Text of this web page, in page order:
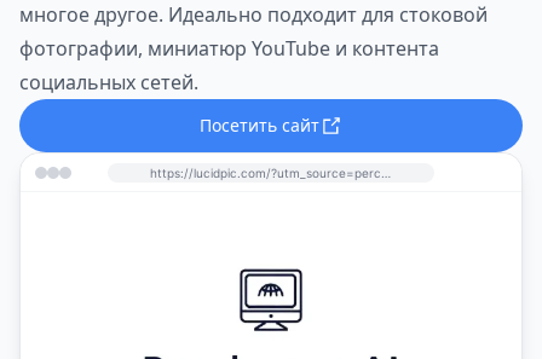
многое другое. Идеально подходит для стоковой
фотографии, миниатюр YouTube и контента
социальных сетей.
Посетить сайт